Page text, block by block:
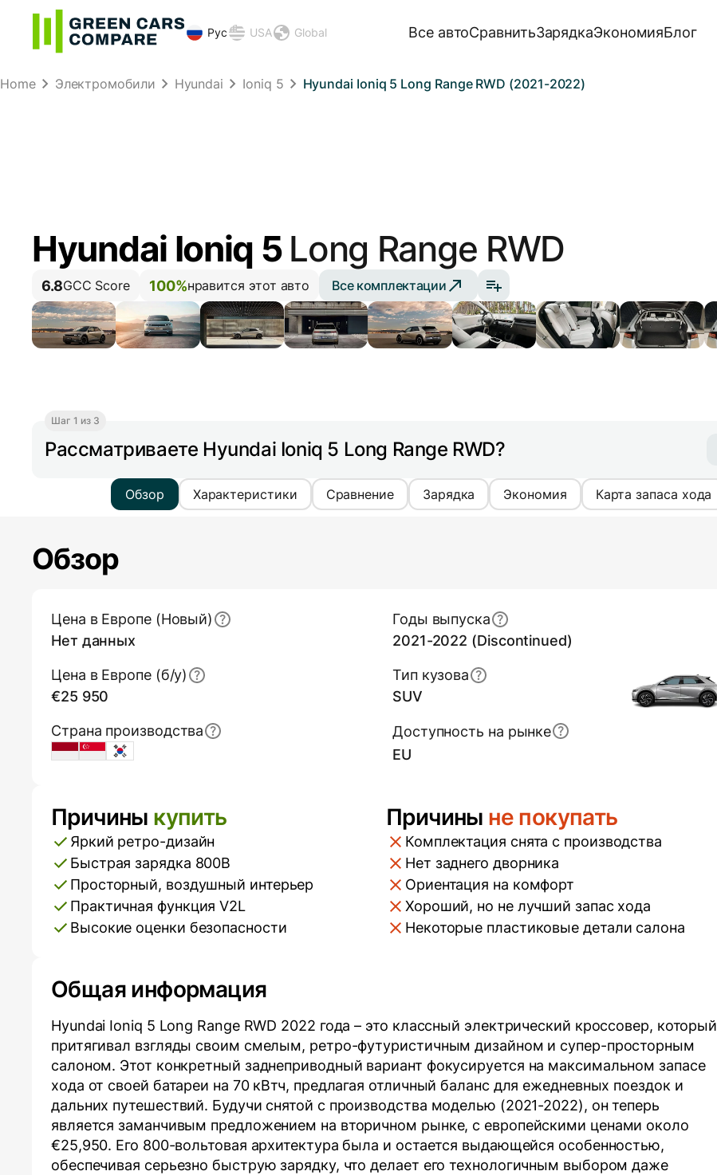
Рус USA Global Все автоСравнитьЗарядкаЭкономияБлог
Home Электромобили Hyundai Ioniq 5 Hyundai Ioniq 5 Long Range RWD (2021-2022)
Hyundai Ioniq 5 Long Range RWD
6.8GCC Score 100%нравится этот авто Все комплектации
Шаг 1 из 3
Рассматриваете Hyundai Ioniq 5 Long Range RWD?
Обзор Характеристики Сравнение Зарядка Экономия Карта запаса хода
Обзор
Цена в Европе (Новый)
Нет данных
Цена в Европе (б/y)
€25 950
Страна производства
Indonesia
SingaporeSouth Korea
Годы выпуска
2021-2022 (Discontinued)
Тип кузова
SUV
Доступность на рынке
EU
Плюсы и минусы
Причины купить
Яркий ретро-дизайн
Быстрая зарядка 800В
Просторный, воздушный интерьер
Практичная функция V2L
Высокие оценки безопасности
Причины не покупать
Комплектация снята с производства
Нет заднего дворника
Ориентация на комфорт
Хороший, но не лучший запас хода
Некоторые пластиковые детали салона
Общая информация
Hyundai Ioniq 5 Long Range RWD 2022 года – это классный электрический кроссовер, который
притягивал взгляды своим смелым, ретро-футуристичным дизайном и супер-просторным
салоном. Этот конкретный заднеприводный вариант фокусируется на максимальном запасе
хода от своей батареи на 70 кВтч, предлагая отличный баланс для ежедневных поездок и
дальних путешествий. Будучи снятой с производства моделью (2021-2022), он теперь
является заманчивым предложением на вторичном рынке, с европейскими ценами около
€25,950. Его 800-вольтовая архитектура была и остается выдающейся особенностью,
обеспечивая серьезно быструю зарядку, что делает его технологичным выбором даже